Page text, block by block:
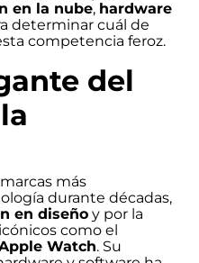
en la nube, hardware
determinar cuál de
competencia feroz.
del
más
durante décadas,
en diseño y por la
como el
Watch. Su